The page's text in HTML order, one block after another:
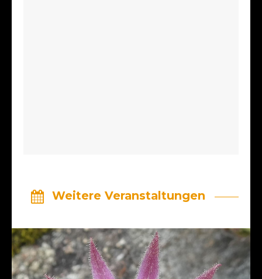
Weitere Veranstaltungen